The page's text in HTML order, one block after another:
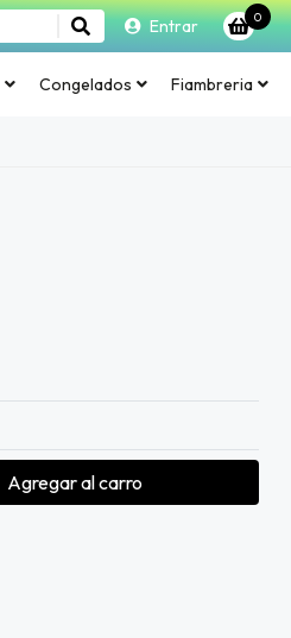
Entrar 0
Congelados Fiambreria
Agregaral carro